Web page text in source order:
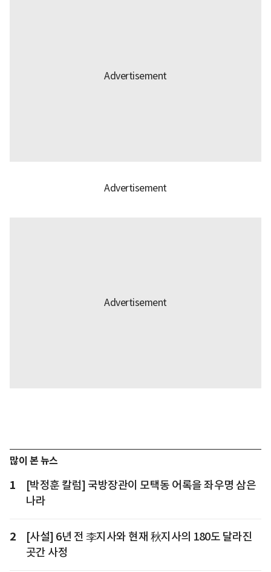
많이 본 뉴스
1
[박정훈 칼럼] 국방장관이 모택동 어록을 좌우명 삼은
나라
2
[사설] 6년 전 李지사와 현재 秋지사의 180도 달라진
곳간 사정